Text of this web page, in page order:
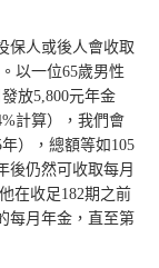
保人或後人會收取
以一位65歲男性
放5,800元年金
計算），我們會
），總額等如105
後仍然可收取每月
在收足182期之前
每月年金，直至第